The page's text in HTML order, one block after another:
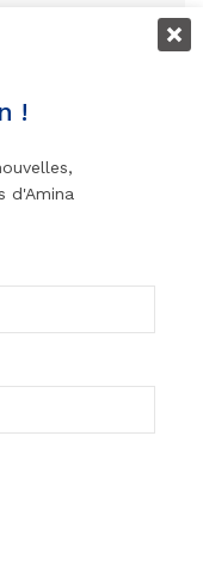
message sur
!
d'Amina